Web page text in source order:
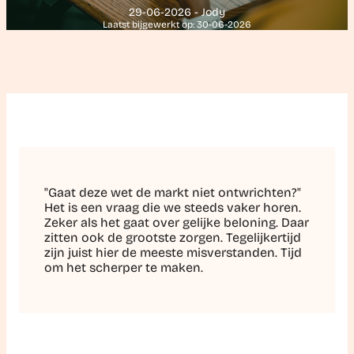
29-06-2026 - Jody
Laatst bijgewerkt op: 30-06-2026
"Gaat deze wet de markt niet ontwrichten?"
Het is een vraag die we steeds vaker horen.
Zeker als het gaat over gelijke beloning. Daar
zitten ook de grootste zorgen. Tegelijkertijd
zijn juist hier de meeste misverstanden. Tijd
om het scherper te maken.